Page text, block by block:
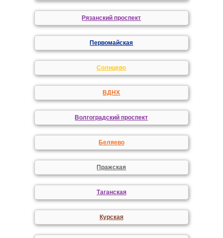
Рязанский проспект
Первомайская
Солнцево
ВДНХ
Волгоградский проспект
Беляево
Пражская
Таганская
Курская